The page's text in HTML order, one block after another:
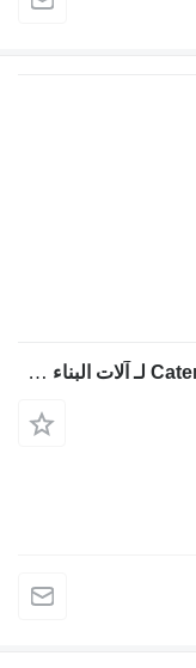
وحدة التحكم Caterpillar 3656790 - 3602151 لـ آلات البناء Caterpillar C13 C9.3 PL83 C4.4 C6.6 PL87 980M 982M M320F M322F M313D M323F M314F M315D N315F M316D M316F M317F M318D M320D2 MG3022 MH3024 MH3026 M324D2 M315D2 M317D2 14 16 18 140 150 160 323 798 12M3 14M3 16M3 18M3 525D 535D 555D 785D 789D 793F 797F 631G 613G 627G 637G 972L 966L 950M 962M 972M 966M 794AC 796AC 140M3 160M3 12M3AWD 140M3AWD 160M3AWD